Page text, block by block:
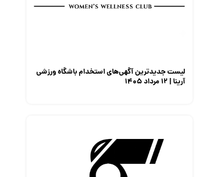
لیست جدیدترین آگهی‌های استخدام باشگاه ورزشی
آرینا | ۱۲ مرداد ۱۴۰۵